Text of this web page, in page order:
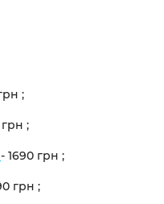
;
грн ;
- 1690 грн ;
грн ;